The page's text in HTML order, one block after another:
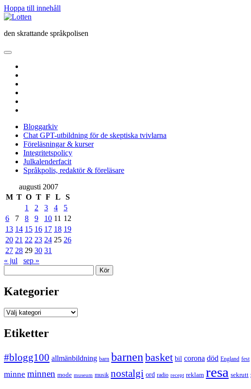
Hoppa till innehåll
Lotten
den skrattande språkpolisen
öppna
meny
Bloggarkiv
Chat GPT-utbildning för de skeptiska tvivlarna
Föreläsningar & kurser
Integritetspolicy
Julkalenderfacit
Språkpolis, redaktör & föreläsare
Sidopanel
augusti 2007
M T O T F L
S
1
2 3 4
5
6
7 8 9 10 11 12
13 14 15 16 17 18 19
20 21 22 23 24 25 26
27 28 29 30 31
« jul
sep »
Kategorier
Kategorier
Etiketter
#blogg100 allmänbildning barn barnen basket bil corona död England fest
minne minnen mode museum musik nostalgi ord radio recept reklam resa sekrutt